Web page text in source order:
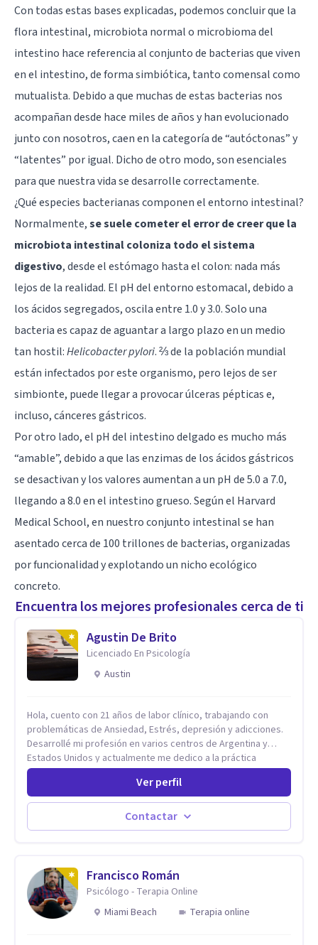
Con todas estas bases explicadas, podemos concluir que la
flora intestinal, microbiota normal o microbioma del
intestino hace referencia al conjunto de bacterias que viven
en el intestino, de forma simbiótica, tanto comensal como
mutualista. Debido a que muchas de estas bacterias nos
acompañan desde hace miles de años y han evolucionado
junto con nosotros, caen en la categoría de “autóctonas” y
“latentes” por igual. Dicho de otro modo, son esenciales
para que nuestra vida se desarrolle correctamente.
¿Qué especies bacterianas componen el entorno intestinal?
Normalmente,se suele cometer el error de creer que la
microbiota intestinal coloniza todo el sistema
digestivo, desde el estómago hasta el colon: nada más
lejos de la realidad. El pH del entorno estomacal, debido a
los ácidos segregados, oscila entre 1.0 y 3.0. Solo una
bacteria es capaz de aguantar a largo plazo en un medio
tan hostil:Helicobacter pylori. ⅔ de la población mundial
están infectados por este organismo, pero lejos de ser
simbionte, puede llegar a provocar úlceras pépticas e,
incluso, cánceres gástricos.
Por otro lado, el pH del intestino delgado es mucho más
“amable”, debido a que las enzimas de los ácidos gástricos
se desactivan y los valores aumentan a un pH de 5.0 a 7.0,
llegando a 8.0 en el intestino grueso. Según el Harvard
Medical School, en nuestro conjunto intestinal se han
asentado cerca de 100 trillones de bacterias, organizadas
por funcionalidad y explotando un nicho ecológico
concreto.
Encuentra los mejores profesionales cerca de ti
Agustin De Brito
Licenciado En Psicología
Austin
Hola, cuento con 21 años de labor clínico, trabajando con
problemáticas de Ansiedad, Estrés, depresión y adicciones.
Desarrollé mi profesión en varios centros de Argentina y
Estados Unidos y actualmente me dedico a la práctica
privada. Utilizo terapias cognitivas conductuales basadas en
evidencia científica con comprobados resultados. Los
objetivos terapéuticos están centrados en brindar
herramientas concretas para el cambio, que permitan
desarrollar nuevas habilidades y estrategias basadas en la
Ver perfil
Contactar
Francisco Román
Psicólogo - Terapia Online
Miami Beach
Terapia online